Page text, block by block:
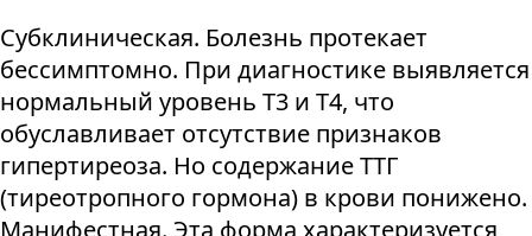
Субклиническая. Болезнь протекает
бессимптомно. При диагностике выявляется
нормальный уровень Т3 и Т4, что
обуславливает отсутствие признаков
гипертиреоза. Но содержание ТТГ
(тиреотропного гормона) в крови понижено.